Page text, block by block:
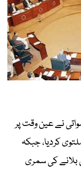
نے عین وقت پر
کردیا، جبکہ
اجلاس بلانے کی سمری